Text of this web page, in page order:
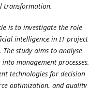
transformation.
is to investigate the role
intelligence in IT project
study aims to analyse
management processes,
technologies for decision
optimization, and quality